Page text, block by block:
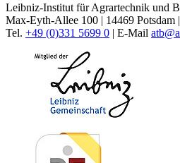
Leibniz-Institut für Agrartechnik und
Max-Eyth-Allee 100 | 14469 Potsdam
Tel. +49 (0)331 5699 0 | E-Mail atb@